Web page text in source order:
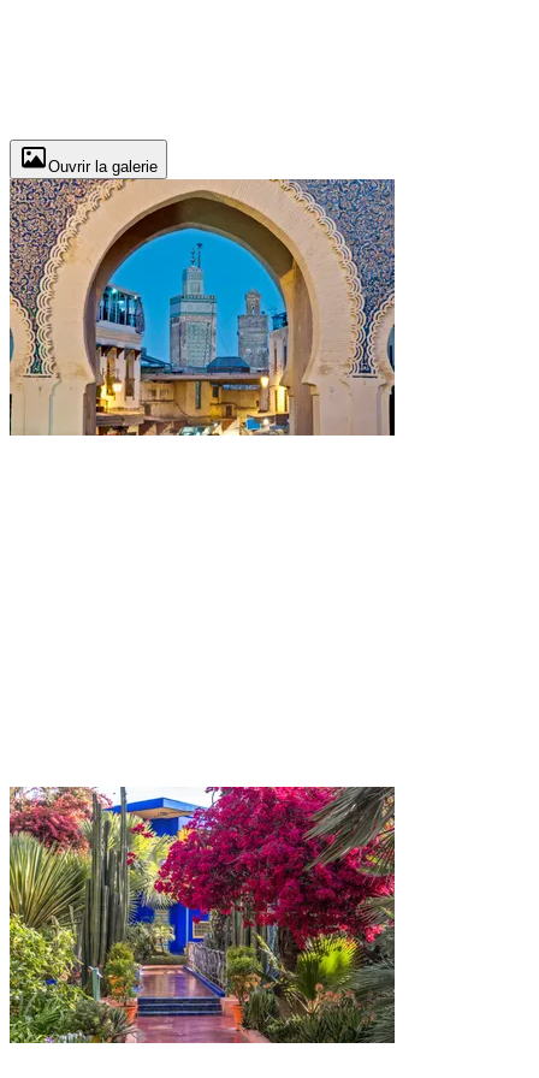
Ouvrir la galerie